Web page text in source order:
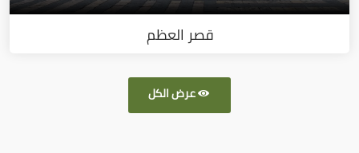
قصر العظم
عرض الكل